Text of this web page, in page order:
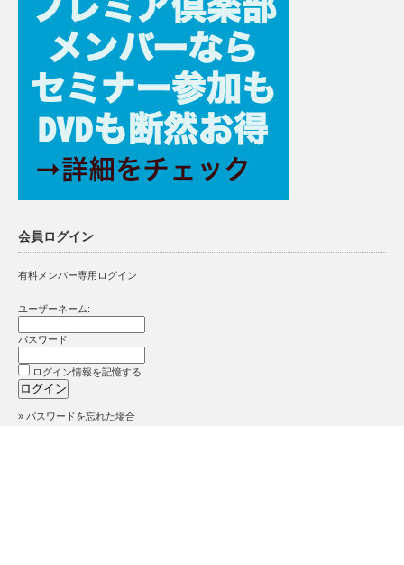
会員ログイン
有料メンバー専用ログイン
ユーザーネーム:
パスワード:
ログイン情報を記憶する
» パスワードを忘れた場合